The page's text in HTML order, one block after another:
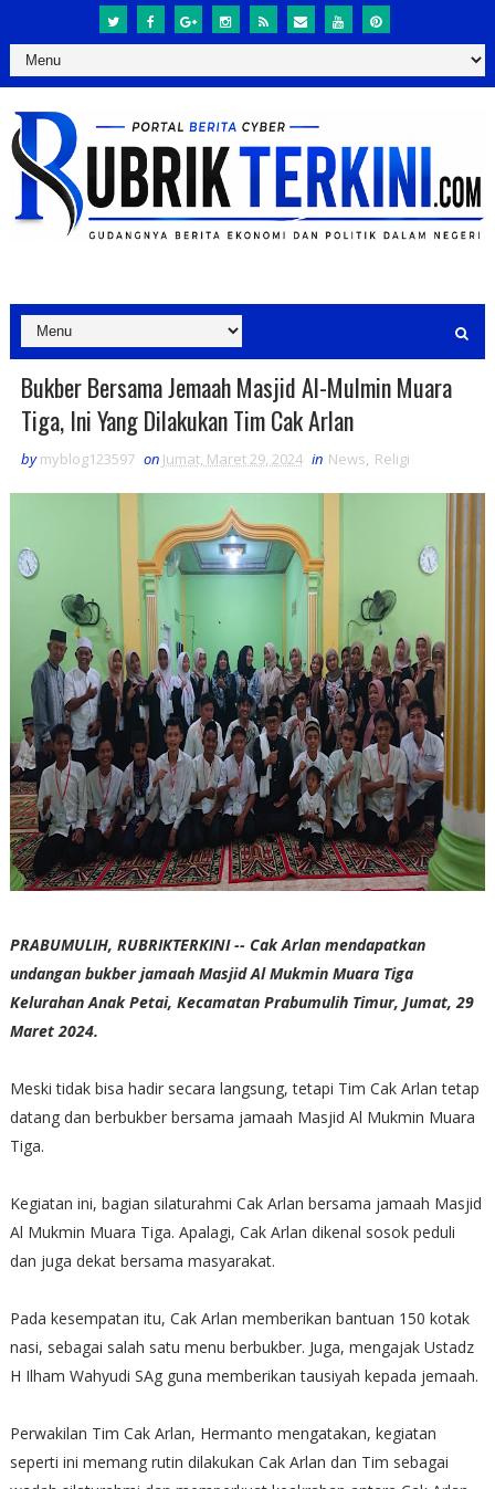
Bukber Bersama Jemaah Masjid Al-Mulmin Muara
Tiga, Ini Yang Dilakukan Tim Cak Arlan
by myblog123597 on Jumat, Maret 29, 2024 in News, Religi
PRABUMULIH, RUBRIKTERKINI -- Cak Arlan mendapatkan
undangan bukber jamaah Masjid Al Mukmin Muara Tiga
Kelurahan Anak Petai, Kecamatan Prabumulih Timur, Jumat, 29
Maret 2024.
Meski tidak bisa hadir secara langsung, tetapi Tim Cak Arlan tetap
datang dan berbukber bersama jamaah Masjid Al Mukmin Muara
Tiga.
Kegiatan ini, bagian silaturahmi Cak Arlan bersama jamaah Masjid
Al Mukmin Muara Tiga. Apalagi, Cak Arlan dikenal sosok peduli
dan juga dekat bersama masyarakat.
Pada kesempatan itu, Cak Arlan memberikan bantuan 150 kotak
nasi, sebagai salah satu menu berbukber. Juga, mengajak Ustadz
H Ilham Wahyudi SAg guna memberikan tausiyah kepada jemaah.
Perwakilan Tim Cak Arlan, Hermanto mengatakan, kegiatan
seperti ini memang rutin dilakukan Cak Arlan dan Tim sebagai